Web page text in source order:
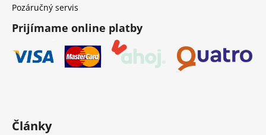
Pozáručný servis
Prijímame online platby
Články